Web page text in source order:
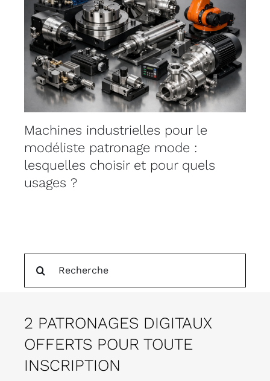
Machines industrielles pour le
modéliste patronage mode :
lesquelles choisir et pour quels
usages ?
2 PATRONAGES DIGITAUX
OFFERTS POUR TOUTE
INSCRIPTION